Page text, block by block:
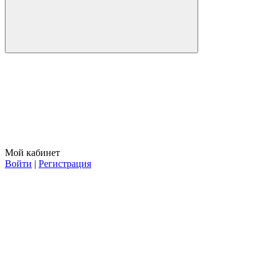
Мой кабинет
Войти | Регистрация